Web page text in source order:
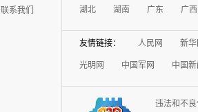
联系我们 湖北 湖南 广东 广西
友情链接： 人民网 新华
光明网 中国军网 中国新
违法和不